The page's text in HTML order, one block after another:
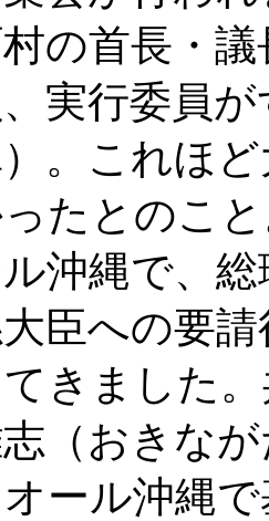
の首長・
、実行委員
。これほ
たとのこ
沖縄で、
臣への要
きました
（おきな
ール沖縄